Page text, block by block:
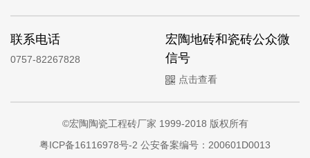
联系电话
0757-82267828
宏陶地砖和瓷砖公众微
信号
点击查看
©宏陶陶瓷工程砖厂家 1999-2018 版权所有
粤ICP备16116978号-2 公安备案编号：200601D0013